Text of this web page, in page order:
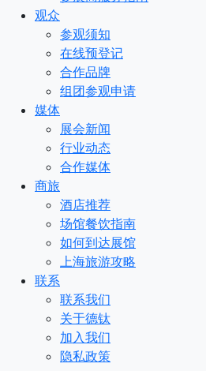
观众
参观须知
在线预登记
合作品牌
组团参观申请
媒体
展会新闻
行业动态
合作媒体
商旅
酒店推荐
场馆餐饮指南
如何到达展馆
上海旅游攻略
联系
联系我们
关于德钛
加入我们
隐私政策